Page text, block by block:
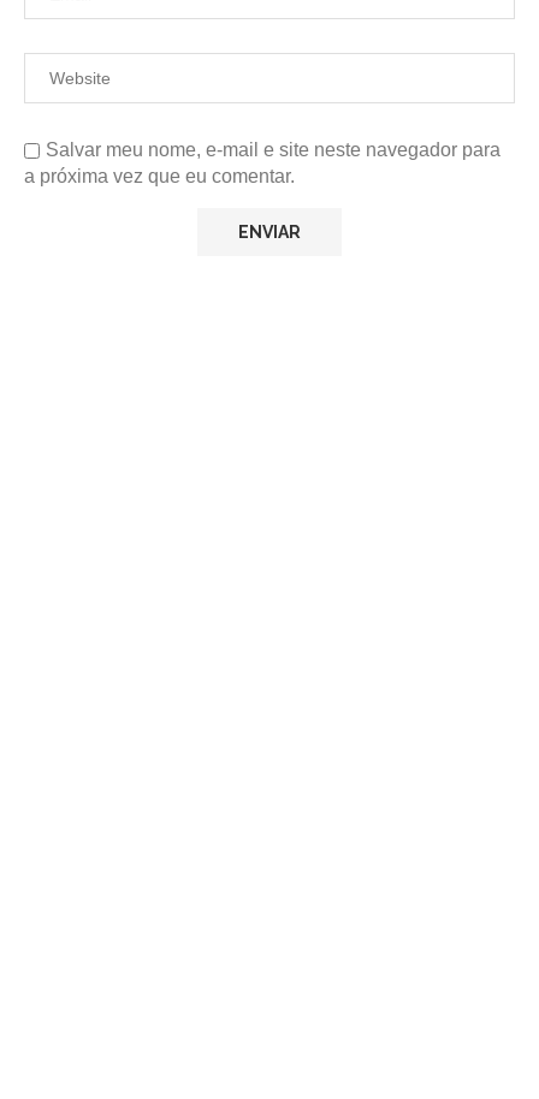
Salvar meu nome, e-mail e site neste navegador para
a próxima vez que eu comentar.